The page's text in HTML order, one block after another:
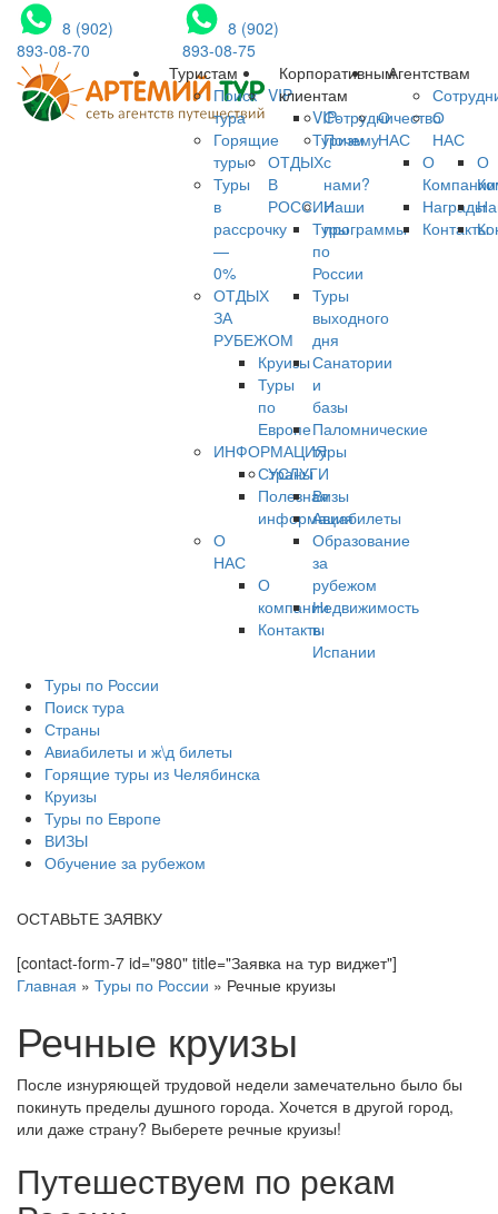
8 (902)
893-08-70
8 (902)
893-08-75
Туристам
Поиск
тура
Горящие
туры
Туры
в
рассрочку
—
0%
ОТДЫХ
ЗА
РУБЕЖОМ
Круизы
Туры
по
Европе
ИНФОРМАЦИЯ
Страны
Полезная
информация
О
НАС
О
компании
Контакты
VIP
VIP-
Туризм
ОТДЫХ
В
РОССИИ
Туры
по
России
Туры
выходного
дня
Санатории
и
базы
Паломнические
туры
УСЛУГИ
Визы
Авиабилеты
Образование
за
рубежом
Недвижимость
в
Испании
Корпоративным
клиентам
Сотрудничество
Почему
с
нами?
Наши
программы
О
НАС
О
Компании
Награды
Контакты
Агентствам
О
НАС
О
Туры по России
Поиск тура
Страны
Авиабилеты и ж\д билеты
Горящие туры из Челябинска
Круизы
Туры по Европе
ВИЗЫ
Обучение за рубежом
ОСТАВЬТЕ ЗАЯВКУ
[contact-form-7 id="980" title="Заявка на тур виджет"]
Главная » Туры по России » Речные круизы
Речные круизы
После изнуряющей трудовой недели замечательно было бы
покинуть пределы душного города. Хочется в другой город,
или даже страну? Выберете речные круизы!
Путешествуем по рекам